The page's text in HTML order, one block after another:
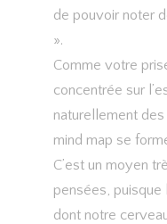
de pouvoir noter
».
Comme votre
concentrée sur
naturellement
mind map se
C’est un moyen
pensées, puisque
dont notre